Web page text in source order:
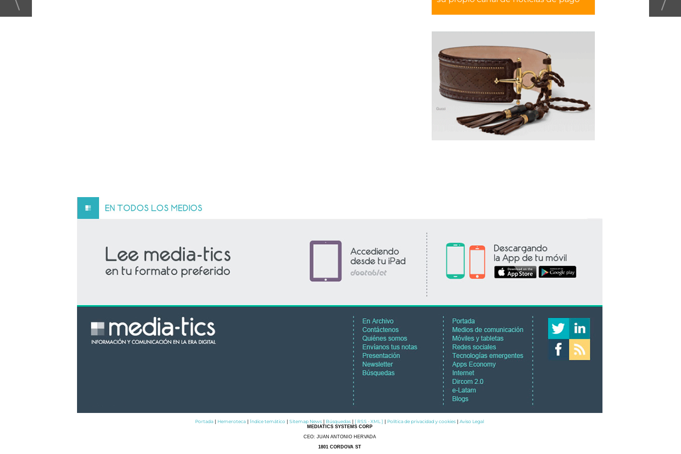
Portada Hemeroteca Índice temático Sitemap News Búsquedas [ RSS - XML ] Política de privacidad y cookies Aviso Legal
MEDIATICS SYSTEMS CORP
CEO: JUAN ANTONIO HERVADA
1801 CORDOVA ST